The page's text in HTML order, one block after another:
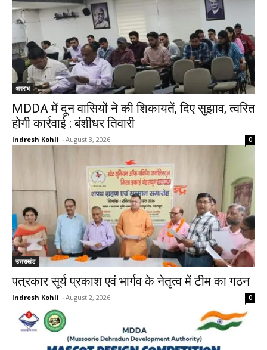
अपराध
MDDA में दून वासियों ने की शिकायतें, दिए सुझाव, त्वरित
होगी कार्रवाई : बंशीधर तिवारी
Indresh Kohli - August 3, 2026 0
उत्तराखंड
पत्रकार सूर्य प्रकाश एवं भार्गव के नेतृत्व में टीम का गठन
Indresh Kohli - August 2, 2026 0